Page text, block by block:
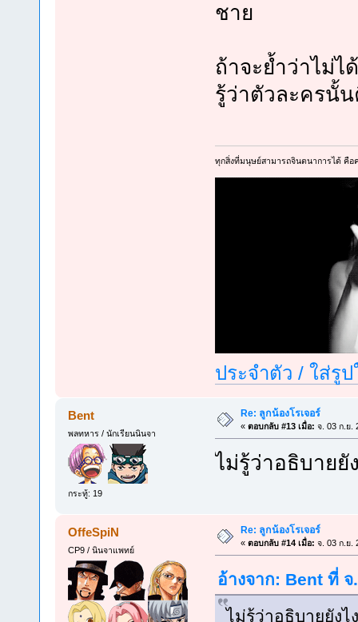
ชาย
ถ้าจะย้ำว่าไม่ไ
รู้ว่าตัวละครนั้
ทุกสิ่งที่มนุษย์สามารถจินตนาการได้ คื
ประจำตัว / ใส่รู
Bent
พลทหาร / นักเรียนนินจา
กระทู้: 19
Re: ลูกน้องโรเจอร์
« ตอบกลับ #13 เมื่อ: จ. 03 ก.ย.
ไม่รู้ว่าอธิบายยั
OffeSpiN
CP9 / นินจาแพทย์
Re: ลูกน้องโรเจอร์
« ตอบกลับ #14 เมื่อ: จ. 03 ก.ย.
อ้างจาก: Bent ที่ จ
ไม่รู้ว่าอธิบายยังไ